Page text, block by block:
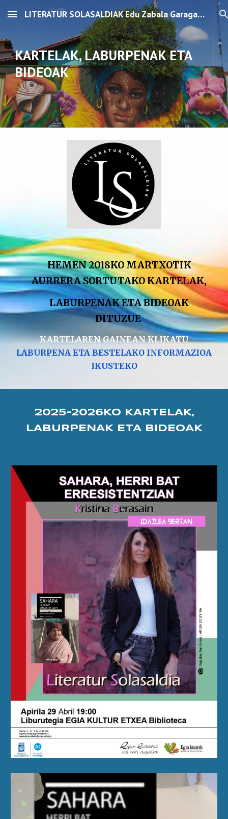
Skip to main content Skip to navigation
LITERATUR SOLASALDIAK Edu Zabala Garagartza
KARTELAK, LABURPENAK ETA
BIDEOAK
HEMEN 2018KO MARTXOTIK
AURRERA SORTUTAKO KARTELAK,
LABURPENAK ETA BIDEOAK
DITUZUE
KARTELAREN GAINEAN KLIKATU
LABURPENA ETA BESTELAKO INFORMAZIOA
IKUSTEKO
2025-2026KO KARTELAK,
LABURPENAK ETA BIDEOAK